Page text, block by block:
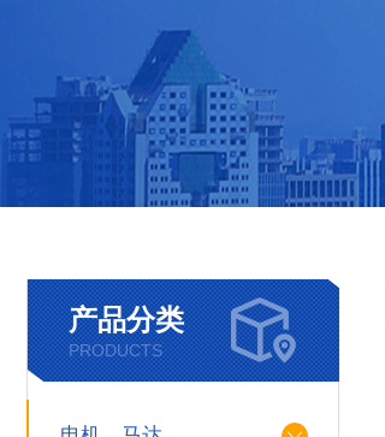
产品分类
PRODUCTS